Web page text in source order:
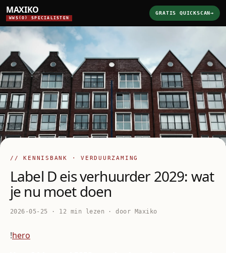
MAXIKO
WWS(O) SPECIALISTEN
GRATIS QUICKSCAN→
// KENNISBANK · VERDUURZAMING
Label D eis verhuurder 2029: wat
je nu moet doen
2026-05-25 · 12 min lezen · door Maxiko
!hero